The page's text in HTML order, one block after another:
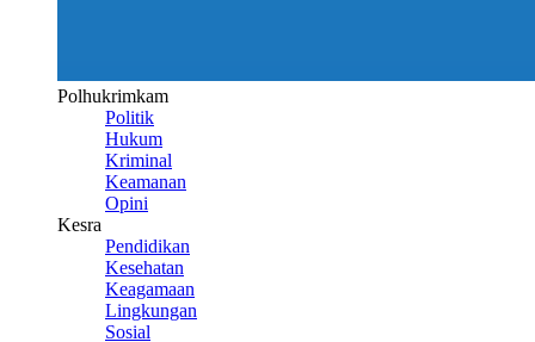
Polhukrimkam
Politik
Hukum
Kriminal
Keamanan
Opini
Kesra
Pendidikan
Kesehatan
Keagamaan
Lingkungan
Sosial